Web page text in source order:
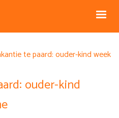
te paard: ouder-kind week
ouder-kind